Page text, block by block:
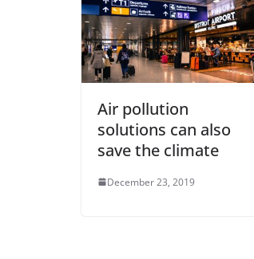
Air pollution
solutions can also
save the climate
December 23, 2019